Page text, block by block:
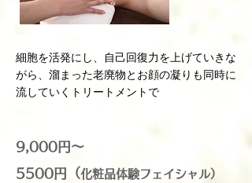
細胞を活発にし、自己回復力を上げていきな
がら、溜まった老廃物とお顔の凝りも同時に
流していくトリートメントで
9,000円～
5500円（化粧品体験フェイシャル）